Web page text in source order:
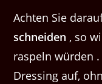
Achten Sie
schneiden , so
raspeln würden
Dressing auf,